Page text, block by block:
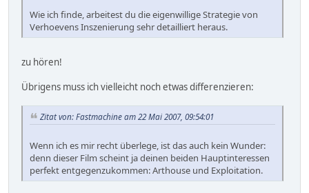
Wie ich finde, arbeitest du die eigenwillige Strategie von
Verhoevens Inszenierung sehr detailliert heraus.
zu hören!
Übrigens muss ich vielleicht noch etwas differenzieren:
Zitat von: Fastmachine am 22 Mai 2007, 09:54:01
Wenn ich es mir recht überlege, ist das auch kein Wunder:
denn dieser Film scheint ja deinen beiden Hauptinteressen
perfekt entgegenzukommen: Arthouse und Exploitation.